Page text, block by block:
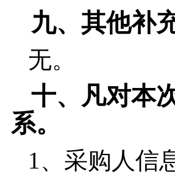
九、 其他补
无。
十、
凡对本
系。
1、采购人信